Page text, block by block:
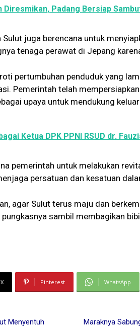
Diresmikan, Padang Bersiap
juga berencana untuk
tenaga perawat di Jepang
pertumbuhan penduduk yang
Pemerintah telah
upaya untuk mendukung
Ketua DPK PPNI RSUD dr.
pemerintah untuk melakukan
persatuan dan kesatuan
agar Sulut terus maju dan
pungkasnya sambil membagikan
X Pinterest WhatsApp
Menyentuh
Maraknya